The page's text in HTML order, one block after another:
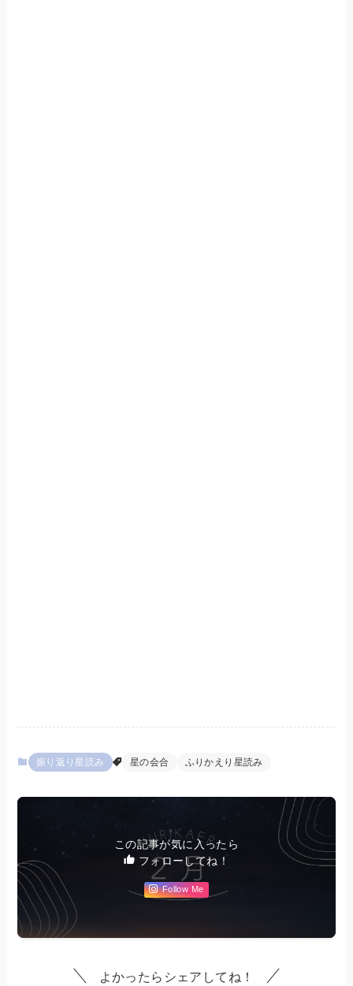
振り返り星読み 星の会合 ふりかえり星読み
この記事が気に入ったら
フォローしてね！
Follow Me
よかったらシェアしてね！